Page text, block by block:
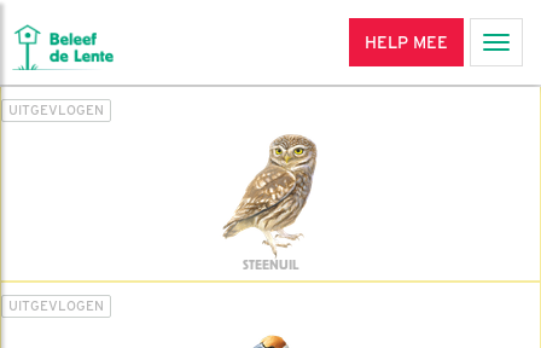
HELP MEE
UITGEVLOGEN
STEENUIL
UITGEVLOGEN